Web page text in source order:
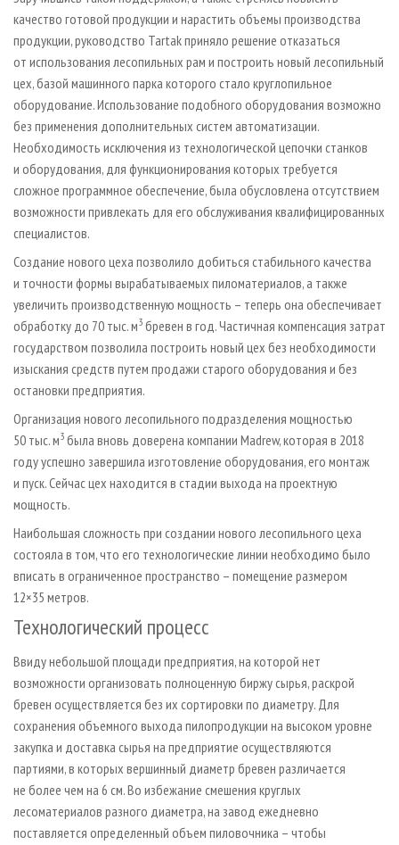
качество готовой продукции и нарастить объемы производства
продукции, руководство Tartak приняло решение отказаться
от использования лесопильных рам и построить новый лесопильный
цех, базой машинного парка которого стало круглопильное
оборудование. Использование подобного оборудования возможно
без применения дополнительных систем автоматизации.
Необходимость исключения из технологической цепочки станков
и оборудования, для функционирования которых требуется
сложное программное обеспечение, была обусловлена отсутствием
возможности привлекать для его обслуживания квалифицированных
специалистов.
Создание нового цеха позволило добиться стабильного качества
и точности формы вырабатываемых пиломатериалов, а также
увеличить производственную мощность – теперь она обеспечивает
обработку до 70 тыс. м3 бревен в год. Частичная компенсация затрат
государством позволила построить новый цех без необходимости
изыскания средств путем продажи старого оборудования и без
остановки предприятия.
Организация нового лесопильного подразделения мощностью
50 тыс. м3 была вновь доверена компании Madrew, которая в 2018
году успешно завершила изготовление оборудования, его монтаж
и пуск. Сейчас цех находится в стадии выхода на проектную
мощность.
Наибольшая сложность при создании нового лесопильного цеха
состояла в том, что его технологические линии необходимо было
вписать в ограниченное пространство – помещение размером
12×35 метров.
Технологический процесс
Ввиду небольшой площади предприятия, на которой нет
возможности организовать полноценную биржу сырья, раскрой
бревен осуществляется без их сортировки по диаметру. Для
сохранения объемного выхода пилопродукции на высоком уровне
закупка и доставка сырья на предприятие осуществляются
партиями, в которых вершинный диаметр бревен различается
не более чем на 6 см. Во избежание смешения круглых
лесоматериалов разного диамет­ра, на завод ежедневно
поставляется определенный объем пиловочника – чтобы